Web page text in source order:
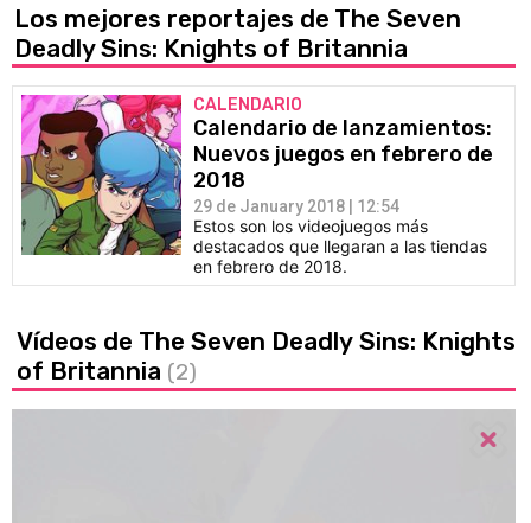
Los mejores reportajes de The Seven
Deadly Sins: Knights of Britannia
CALENDARIO
Calendario de lanzamientos:
Nuevos juegos en febrero de
2018
29 de January 2018 | 12:54
Estos son los videojuegos más
destacados que llegaran a las tiendas
en febrero de 2018.
Vídeos de The Seven Deadly Sins: Knights
of Britannia (2)